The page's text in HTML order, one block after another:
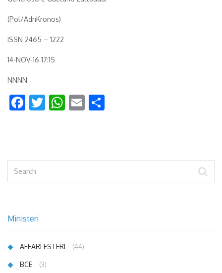
(Pol/AdnKronos)
ISSN 2465 – 1222
14-NOV-16 17:15
NNNN
Facebook
Twitter
WhatsApp
Email
Ministeri
AFFARI ESTERI (44)
BCE (3)